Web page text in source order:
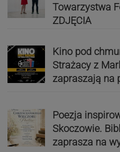
Towarzystwa
ZDJĘCIA
Kino pod
Strażacy z
zapraszają na
Poezja
Skoczowie.
zaprasza na